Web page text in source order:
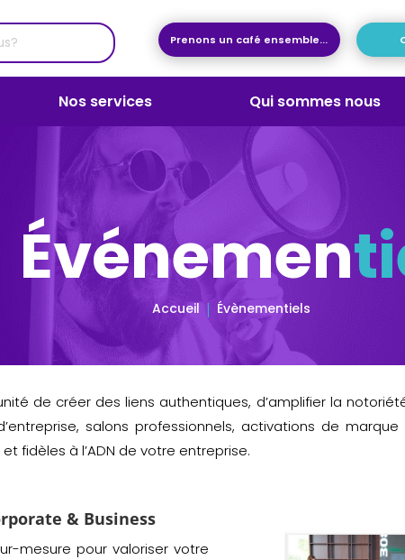
Prenons un café ensemble...
Nos services Qui sommes nous
Événemen
Accueil Évènementiels
de créer des liens authentiques, d’amplifier la
salons professionnels, activations de
fidèles à l’ADN de votre entreprise.
& Business
mesure pour valoriser votre